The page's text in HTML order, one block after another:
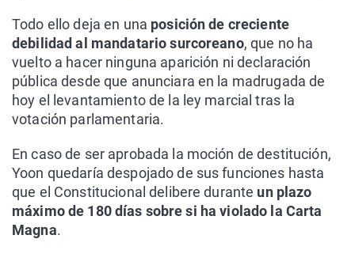
Todo ello deja en una posición de creciente
debilidad al mandatario surcoreano, que no ha
vuelto a hacer ninguna aparición ni declaración
pública desde que anunciara en la madrugada de
hoy el levantamiento de la ley marcial tras la
votación parlamentaria.
En caso de ser aprobada la moción de destitución,
Yoon quedaría despojado de sus funciones hasta
que el Constitucional delibere durante un plazo
máximo de 180 días sobre si ha violado la Carta
Magna.